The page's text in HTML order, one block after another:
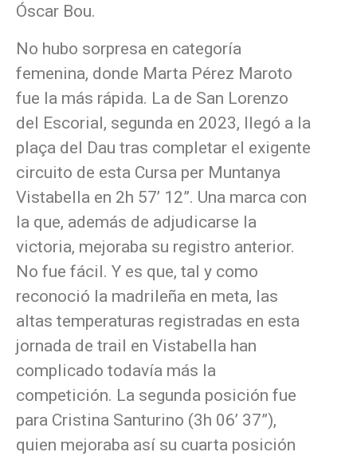
Óscar Bou.
No hubo sorpresa en categoría
femenina, donde Marta Pérez Maroto
fue la más rápida. La de San Lorenzo
del Escorial, segunda en 2023, llegó a la
plaça del Dau tras completar el exigente
circuito de esta Cursa per Muntanya
Vistabella en 2h 57’ 12”. Una marca con
la que, además de adjudicarse la
victoria, mejoraba su registro anterior.
No fue fácil. Y es que, tal y como
reconoció la madrileña en meta, las
altas temperaturas registradas en esta
jornada de trail en Vistabella han
complicado todavía más la
competición. La segunda posición fue
para Cristina Santurino (3h 06’ 37”),
quien mejoraba así su cuarta posición